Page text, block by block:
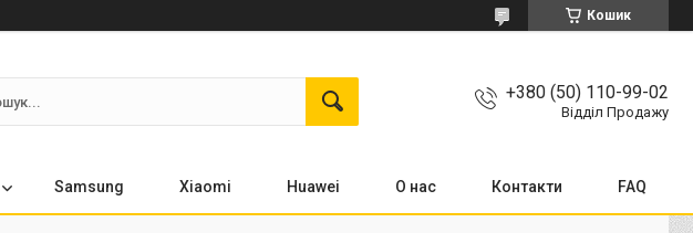
Кошик
+380 (50) 110-99-02
Відділ Продажу
Samsung Xiaomi Huawei О нас Контакти FAQ